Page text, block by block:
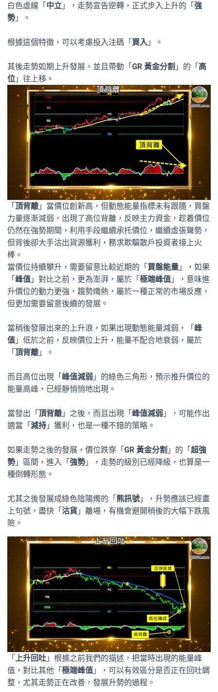
白色虛線「 中立 」，走勢宣告逆轉，正式步入上升的「 強
勢」。
根據這個特徵，可以考慮投入注碼「 買入 」。
其後走勢如期上升發展，並且帶動「 GR 黃金分割 」的「 高
位 」往上移。
「 頂背離 」當價位創新高，但動態能量指標未有跟隨，買盤
力量逐漸減弱，出現了高位背離，反映主力資金，趁着價位
仍然在強勢期間，利用手段繼續承托價位，繼續虛張聲勢，
但背後卻大手沽出貨源獲利，務求欺騙散戶投資者接上火
棒。
當價位持續攀升，需要留意比較近期的「 買盤能量 」，如果
「 峰值 」對比之前，更為澎湃，屬於「 極端峰值 」，意味進
升價位的動力更強，趨勢熾熱，屬於一種正常的市場反應，
但更加需要留意後續的發展。
當稍後發展出來的上升浪，如果出現動態能量減弱，「 峰
值 」低於之前，反映價位上升，能量不配合地衰弱，屬於
「 頂背離 」。
而且高位出現「 峰值減弱 」的綠色三角形，預示推升價位的
能量高峰，已經靜悄悄地出現。
當發出「 頂背離 」之後，而且出現「 峰值減弱 」，可能作出
適當「 減持 」獲利，也是一種不錯的策略。
如果走勢之後的發展，價位跌穿「 GR 黃金分割 」的「 超強
勢」區間，進入「 強勢」，走勢的級別已經降級，也算是一
種倒轉形態。
尤其之後發展成綠色陰陽燭的「 熊訊號 」，升勢應該已經畫
上句號，盡快「 沽貨 」離場，有機會避開稍後的大幅下跌風
險。
「 上升回吐 」根據之前我們的描述，把當時出現的能量峰
值，對比其他「 極端峰值 」，可以有效區分是否正在回吐調
整，尤其走勢正在改善，發展升勢的過程。